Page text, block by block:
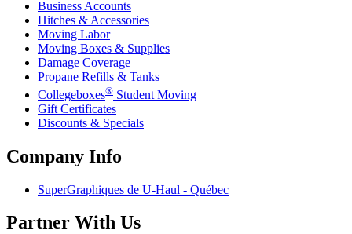
Business Accounts
Hitches & Accessories
Moving Labor
Moving Boxes & Supplies
Damage Coverage
Propane Refills & Tanks
Collegeboxes® Student Moving
Gift Certificates
Discounts & Specials
Company Info
SuperGraphiques de U-Haul - Québec
Partner With Us